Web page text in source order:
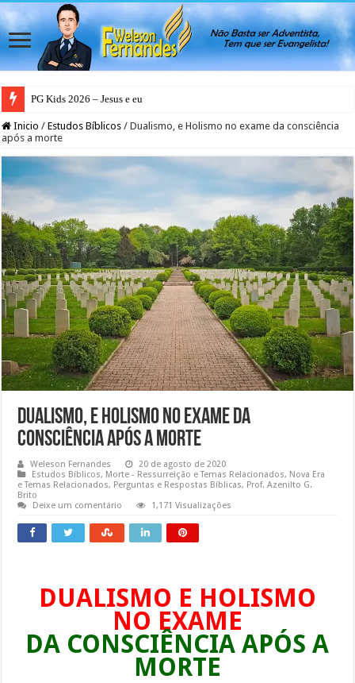
PG Kids 2026 – Jesus e eu
PG Teens 2026 – A Luz do Mundo
Inicio / Estudos Bíblicos / Dualismo, e Holismo no exame da consciência
após a morte
Dualismo, e Holismo no exame da
consciência após a morte
Weleson Fernandes
20 de agosto de 2020
Estudos Bíblicos, Morte - Ressurreição e Temas Relacionados, Nova Era
e Temas Relacionados, Perguntas e Respostas Bíblicas, Prof. Azenilto G.
Brito
Deixe um comentário
1,171 Visualizações
DUALISMO E HOLISMO
NO EXAME
DA CONSCIÊNCIA APÓS A
MORTE